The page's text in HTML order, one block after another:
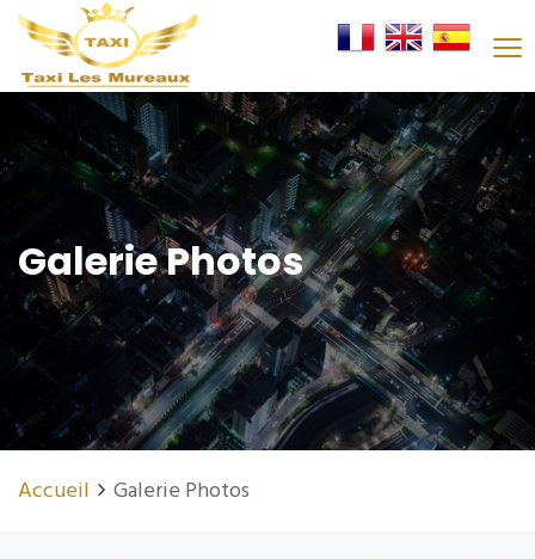
Galerie Photos
Accueil Galerie Photos